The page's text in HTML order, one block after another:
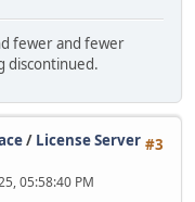
fewer and fewer
discontinued.
#3
/ License Server
05:58:40 PM